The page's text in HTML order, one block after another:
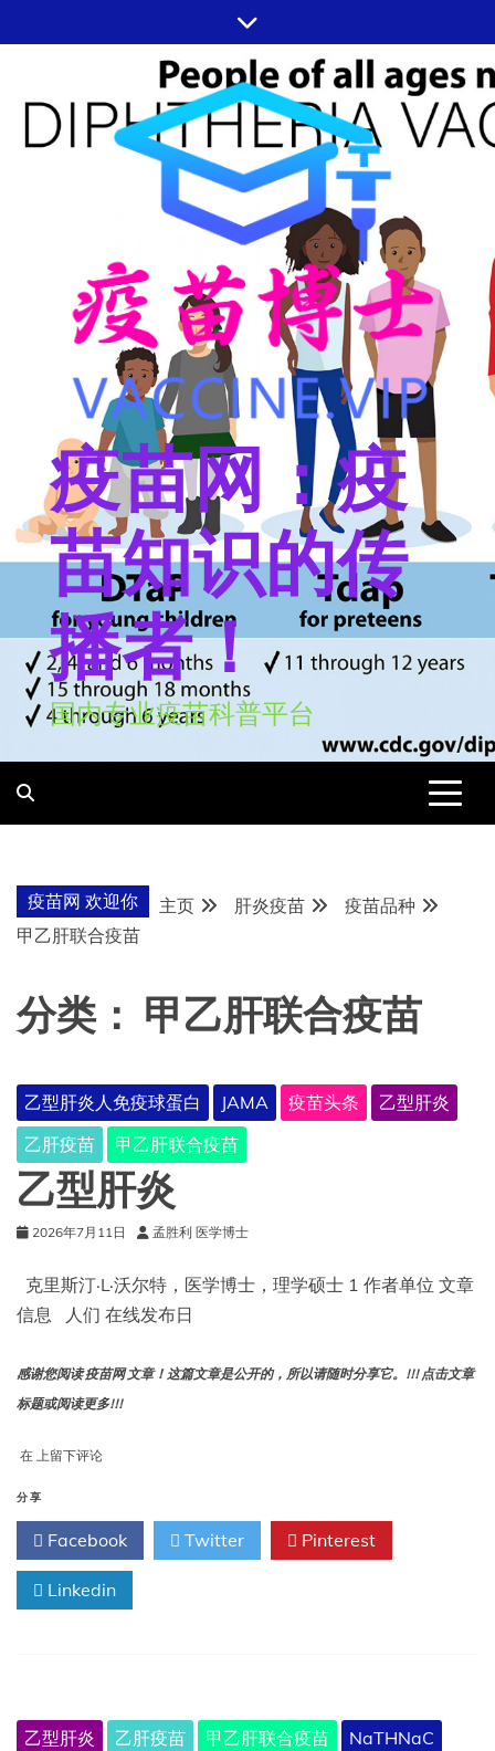
至
疫苗网：疫
苗知识的传
播者！
国内专业疫苗科普平台
疫苗网 欢迎你 主页 肝炎疫苗
疫苗品种
甲乙肝联合疫苗
分类： 甲乙肝联合疫苗
乙型肝炎人免疫球蛋白 JAMA 疫苗头条
乙型肝炎
乙肝疫苗
甲乙肝联合疫苗
乙型肝炎
2026年7月11日 孟胜利 医学博士
克里斯汀·L·沃尔特，医学博士，理学硕士 1 作者单位 文章
信息 人们 在线发布日
感谢您阅读 疫苗网 文章！这篇文章是公开的，所以请随时分享它。!!! 点击文章
标题或阅读更多!!!
在 乙
肝
炎
上留下评论
分享
Facebook Twitter Pinterest
Linkedin
乙型肝炎 乙肝疫苗 甲乙肝联合疫苗
NaTHNaC